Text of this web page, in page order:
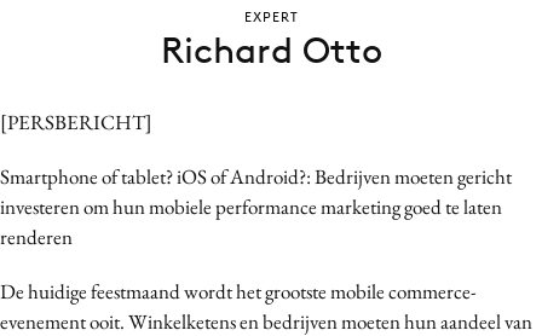
Contentmarketing
Craft
Customer Experience
Data & Insights
Digital transformation
[PERSBERICHT]
Smartphone of tablet? iOS of Android?: Bedrijven moeten gericht
investeren om hun mobiele performance marketing goed te laten
renderen
De huidige feestmaand wordt het grootste mobile commerce-
evenement ooit. Winkelketens en bedrijven moeten hun aandeel van
EXPERT
Richard Otto